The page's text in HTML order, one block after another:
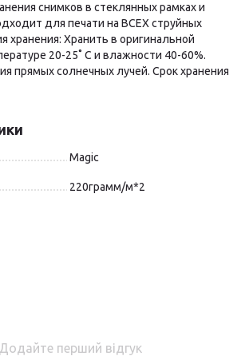
снимков в стеклянных рамках и
для печати на ВСЕХ струйных
хранения: Хранить в оригинальной
20-25˚ С и влажности 40-60%.
прямых солнечных лучей. Срок хранения
Magic
220грамм/м*2
Додайте перший відгук